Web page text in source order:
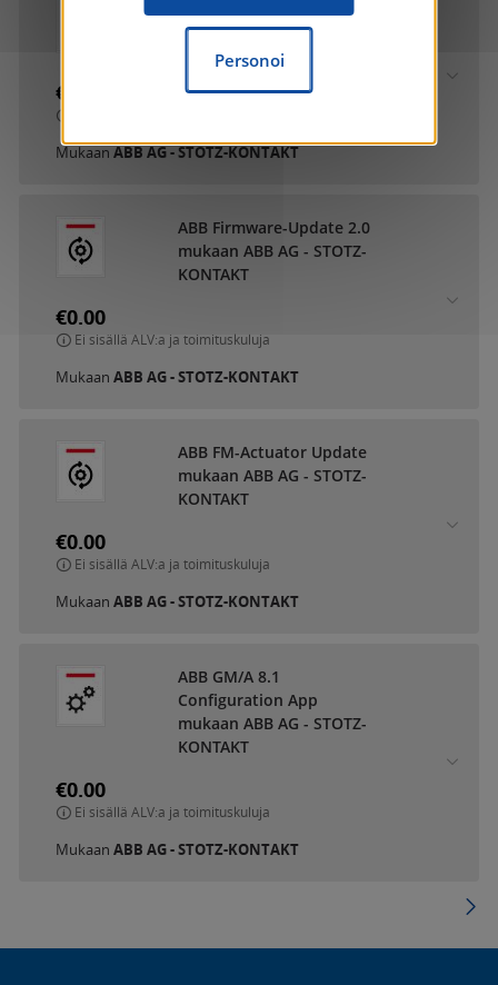
mukaan ABB AG - STOTZ-
€0.00
MukaanABB AG - STOTZ-KONTAKT
ABB Firmware-Update 2.0
mukaan ABB AG - STOTZ-
KONTAKT
€0.00
Ei sisällä ALV:a ja toimituskuluja
Mukaan ABB AG - STOTZ-KONTAKT
ABB FM-Actuator Update
mukaan ABB AG - STOTZ-
KONTAKT
€0.00
Ei sisällä ALV:a ja toimituskuluja
Mukaan ABB AG - STOTZ-KONTAKT
ABB GM/A 8.1
Configuration App
mukaan ABB AG - STOTZ-
KONTAKT
€0.00
Ei sisällä ALV:a ja toimituskuluja
Mukaan ABB AG - STOTZ-KONTAKT
Personoi